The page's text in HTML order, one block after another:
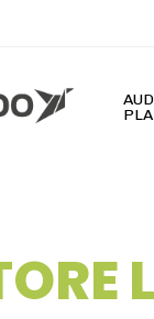
Hari Ini